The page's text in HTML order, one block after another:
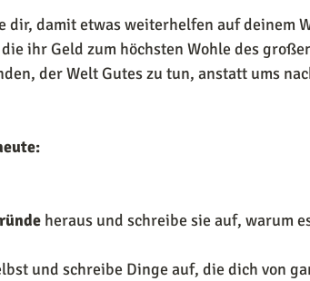
dir, damit etwas weiterhelfen auf deinem
ihr Geld zum höchsten Wohle des
der Welt Gutes zu tun, anstatt ums
heraus und schreibe sie auf, warum
und schreibe Dinge auf, die dich von